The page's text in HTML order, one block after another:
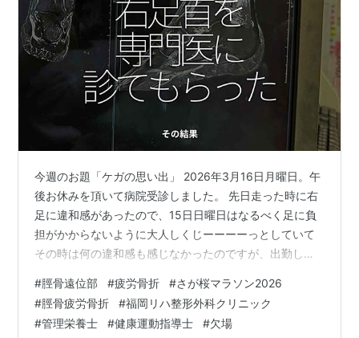
今週のお題「ケガの思い出」 2026年3月16日月曜日。午
後お休みを頂いて病院受診しました。 先日走った時に右
足に違和感があったので、15日日曜日はなるべく足に負
担がかからないように大人しくじーーーーっとしていて
その時は何の違和感も感じなかったのですが、出勤しよ
にしました。 予め電話で確認したのですが、予約なしで
すが待てば診て頂けるとのこと。 以前も診て頂いていま
す↓ 2024年の時は、 脛骨疲労骨折（けいこつひろうこ
#脛骨遠位部 #疲労骨折 #さが桜マラソン2026
#脛骨疲労骨折 #福岡リハ整形外科クリニック
#管理栄養士 #健康運動指導士 #欠場